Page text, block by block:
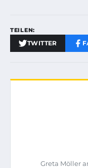
TEILEN:
TWITTER
Greta Möller